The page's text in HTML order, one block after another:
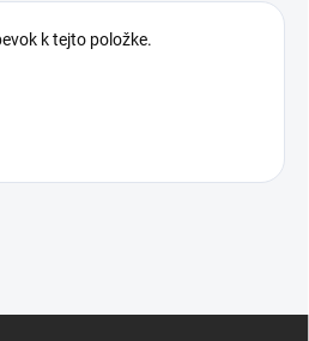
k tejto položke.